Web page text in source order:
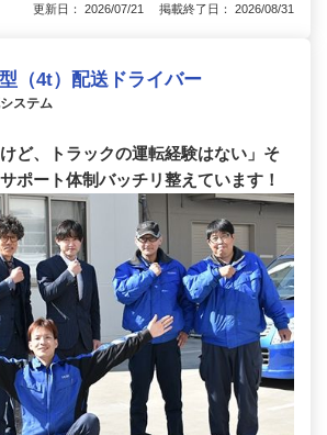
更新日： 2026/07/21 掲載終了日： 2026/08/31
（4t）配送ドライバー
ステム
けど、トラックの運転経験はない」そ
ポート体制バッチリ整えています！